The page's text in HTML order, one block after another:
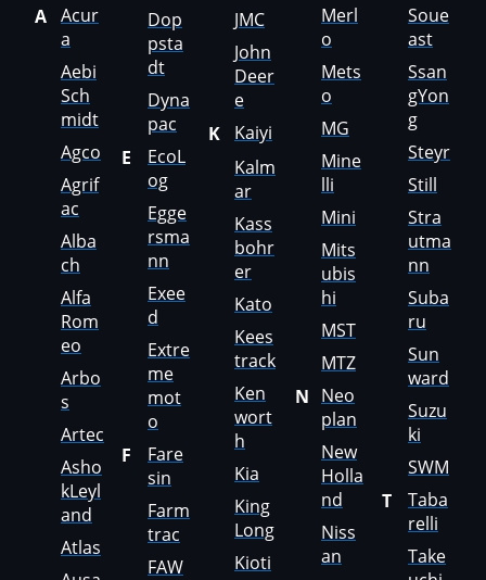
Hongqi
Howo
Huanghai
Hummer
Hyster
Hyundai
Infiniti
International
Iran Khodro
Isuzu
Jac
Jaecoo
Jaguar
A Acur
a
Aebi
Sch
midt
Agco
Agrif
ac
Alba
ch
Alfa
Rom
eo
Arbo
s
Artec
Asho
kLeyl
and
Atlas
Dop
psta
dt
Dyna
pac
E
EcoL
og
Egge
rsma
nn
Exee
d
Extre
me
mot
o
F
Fare
sin
Farm
trac
FAW
JMC
John
Deer
e
K
Kaiyi
Kalm
ar
Kass
bohr
er
Kato
Kees
track
Ken
wort
h
Kia
King
Long
Kioti
Merl
o
Mets
o
MG
Mine
lli
Mini
Mits
ubis
hi
MST
MTZ
N Neo
plan
New
Holla
nd
Niss
an
Soue
ast
Ssan
gYon
g
Steyr
Still
Stra
utma
nn
Suba
ru
Sun
ward
Suzu
ki
SWM
T
Taba
relli
Take